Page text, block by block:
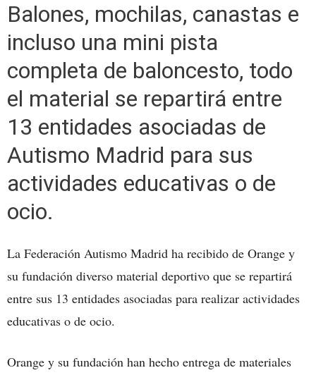
Balones, mochilas, canastas e
incluso una mini pista
completa de baloncesto, todo
el material se repartirá entre
13 entidades asociadas de
Autismo Madrid para sus
actividades educativas o de
ocio.
La Federación Autismo Madrid ha recibido de Orange y
su fundación diverso material deportivo que se repartirá
entre sus 13 entidades asociadas para realizar actividades
educativas o de ocio.
Orange y su fundación han hecho entrega de materiales